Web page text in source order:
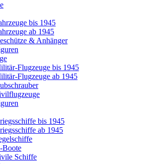
bis 1945
ab 1945
& Anhänger
Flugzeuge bis 1945
Flugzeuge ab 1945
bis 1945
ab 1945
Boote
Schiffe